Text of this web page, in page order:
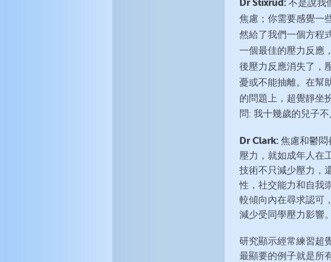
Dr Stixrud: 不是說我
焦慮；你需要感覺一
然給了我們一個方程
一個最佳的壓力反應
後壓力反應消失了，
憂或不能抽離。在幫
的問題上，超覺靜坐
問: 我十幾歲的兒子
Dr Clark: 焦慮和鬱悶
壓力，就如成年人在
技術不只減少壓力，
性，社交能力和自我
較傾向內在尋求認可
減少受同學壓力影響。
研究顯示經常練習超
最顯要的例子就是所